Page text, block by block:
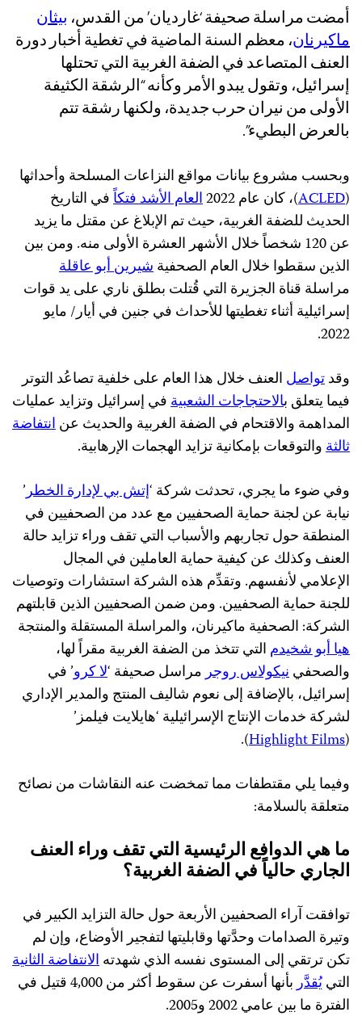
أمضت مراسلة صحيفة ‘غارديان’ من القدس، بيثان
ماكيرنان، معظم السنة الماضية في تغطية أخبار دورة
العنف المتصاعد في الضفة الغربية التي تحتلها
إسرائيل، وتقول يبدو الأمر وكأنه “الرشقة الكثيفة
الأولى من نيران حرب جديدة، ولكنها رشقة تتم
بالعرض البطيء”.
وبحسب مشروع بيانات مواقع النزاعات المسلحة وأحداثها
(
ACLED)، كان عام 2022 العام الأشد فتكاًفي التاريخ
الحديث للضفة الغربية، حيث تم الإبلاغ عن مقتل ما يزيد
عن 120 شخصاً خلال الأشهر العشرة الأولى منه. ومن بين
الذين سقطوا خلال العام الصحفيةشيرين أبو عاقلة
مراسلة قناة الجزيرة التي قُتلت بطلق ناري على يد قوات
إسرائيلية أثناء تغطيتها للأحداث في جنين في أيار/ مايو
2022.
وقدتواصل العنف خلال هذا العام على خلفية تصاعُد التوتر
فيما يتعلق بالاحتجاجات الشعبيةفي إسرائيل وتزايد عمليات
المداهمة والاقتحام في الضفة الغربية والحديث عنانتفاضة
ثالثةوالتوقعات بإمكانية تزايد الهجمات الإرهابية.
وفي ضوء ما يجري، تحدثت شركة ‘إتش بي لإدارة الخطر’
نيابة عن لجنة حماية الصحفيين مع عدد من الصحفيين في
المنطقة حول تجاربهم والأسباب التي تقف وراء تزايد حالة
العنف وكذلك عن كيفية حماية العاملين في المجال
الإعلامي لأنفسهم. وتقدِّم هذه الشركة استشارات وتوصيات
للجنة حماية الصحفيين. ومن ضمن الصحفيين الذين قابلتهم
الشركة: الصحفية ماكيرنان، والمراسلة المستقلة والمنتجة
هيا أبو شخيدم التي تتخذ من الضفة الغربية مقراً لها،
والصحفينيكولاس روجرمراسل صحيفة ‘لا كرو’ في
إسرائيل، بالإضافة إلى نعوم شاليف المنتج والمدير الإداري
لشركة خدمات الإنتاج الإسرائيلية ‘هايلايت فيلمز’
(
Highlight Films
).
وفيما يلي مقتطفات مما تمخضت عنه النقاشات من نصائح
متعلقة بالسلامة:
ما هي الدوافع الرئيسية التي تقف وراء العنف
الجاري حالياً في الضفة الغربية؟
توافقت آراء الصحفيين الأربعة حول حالة التزايد الكبير في
وتيرة الصدامات وحدَّتها وقابليتها لتفجير الأوضاع، وإن لم
تكن ترتقي إلى المستوى نفسه الذي شهدتهالانتفاضة الثانية
التييُقدَّر
بأنها أسفرت عن سقوط أكثر من 4,000 قتيل في
الفترة ما بين عامي 2002 و2005.